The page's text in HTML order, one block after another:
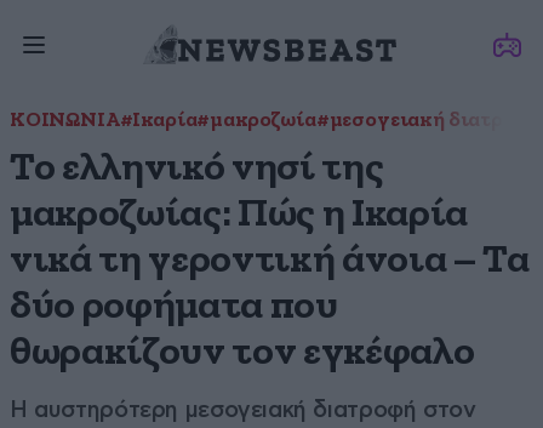
ΚΟΙΝΩΝΙΑ#Ικαρία#μακροζωία#μεσογειακή διατροφή
Το ελληνικό νησί της
μακροζωίας: Πώς η Ικαρία
νικά τη γεροντική άνοια – Τα
δύο ροφήματα που
θωρακίζουν τον εγκέφαλο
Η αυστηρότερη μεσογειακή διατροφή στον